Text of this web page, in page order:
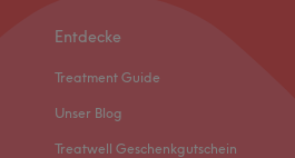
Entdecke
Treatment Guide
Unser Blog
Treatwell Geschenkgutschein